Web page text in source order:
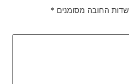
שדות החובה מסומנים *